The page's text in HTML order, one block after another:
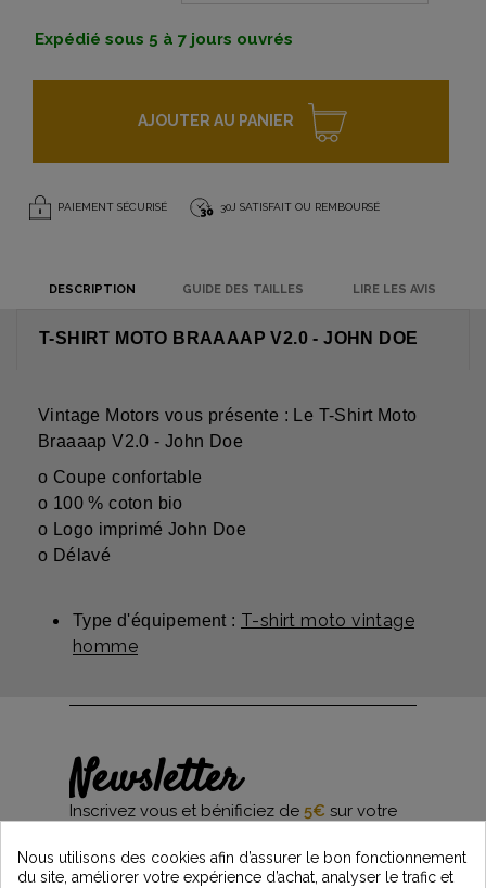
Expédié sous 5 à 7 jours ouvrés
AJOUTER AU PANIER
PAIEMENT SÉCURISÉ 30J SATISFAIT OU REMBOURSÉ
DESCRIPTION GUIDE DES TAILLES LIRE LES AVIS
T-SHIRT MOTO BRAAAAP V2.0 - JOHN DOE
Vintage Motors vous présente : Le T-Shirt Moto
Braaaap V2.0 - John Doe
o Coupe confortable
o 100 % coton bio
o Logo imprimé John Doe
o Délavé
Type d'équipement : T-shirt moto vintage
homme
Newsletter
Inscrivez vous et bénificiez de 5€ sur votre
et restez informés des dernières nouveautés
Vintage Motors
Nous utilisons des cookies afin d’assurer le bon fonctionnement
du site, améliorer votre expérience d’achat, analyser le trafic et